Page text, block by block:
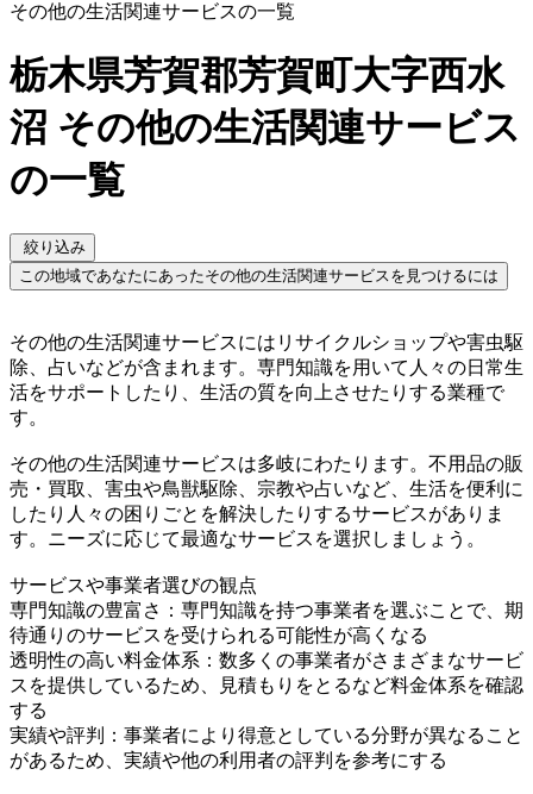
その他の生活関連サービスの一覧
栃木県芳賀郡芳賀町大字西水
沼 その他の生活関連サービス
の一覧
絞り込み
この地域であなたにあったその他の生活関連サービスを見つけるには
その他の生活関連サービスにはリサイクルショップや害虫駆
除、占いなどが含まれます。専門知識を用いて人々の日常生
活をサポートしたり、生活の質を向上させたりする業種で
す。
その他の生活関連サービスは多岐にわたります。不用品の販
売・買取、害虫や鳥獣駆除、宗教や占いなど、生活を便利に
したり人々の困りごとを解決したりするサービスがありま
す。ニーズに応じて最適なサービスを選択しましょう。
サービスや事業者選びの観点
専門知識の豊富さ：専門知識を持つ事業者を選ぶことで、期
待通りのサービスを受けられる可能性が高くなる
透明性の高い料金体系：数多くの事業者がさまざまなサービ
スを提供しているため、見積もりをとるなど料金体系を確認
する
実績や評判：事業者により得意としている分野が異なること
があるため、実績や他の利用者の評判を参考にする